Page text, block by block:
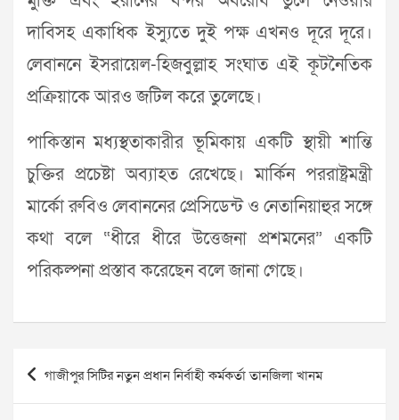
দাবিসহ একাধিক ইস্যুতে দুই পক্ষ এখনও দূরে দূরে।
লেবাননে ইসরায়েল-হিজবুল্লাহ সংঘাত এই কূটনৈতিক
প্রক্রিয়াকে আরও জটিল করে তুলেছে।
পাকিস্তান মধ্যস্থতাকারীর ভূমিকায় একটি স্থায়ী শান্তি
চুক্তির প্রচেষ্টা অব্যাহত রেখেছে। মার্কিন পররাষ্ট্রমন্ত্রী
মার্কো রুবিও লেবাননের প্রেসিডেন্ট ও নেতানিয়াহুর সঙ্গে
কথা বলে “ধীরে ধীরে উত্তেজনা প্রশমনের” একটি
পরিকল্পনা প্রস্তাব করেছেন বলে জানা গেছে।
Post
navigation
গাজীপুর সিটির নতুন প্রধান নির্বাহী কর্মকর্তা তানজিলা খানম